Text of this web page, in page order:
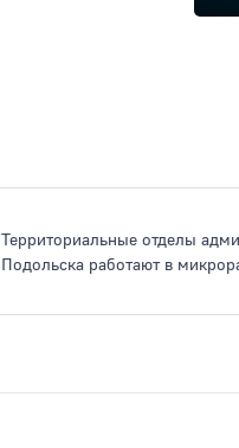
Территориальные отделы
Подольска работают в